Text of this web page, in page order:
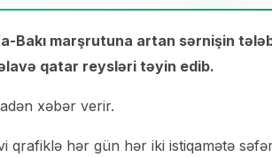
Bakı marşrutuna artan sərnişin
qatar reysləri təyin edib.
xəbər verir.
qrafiklə hər gün hər iki istiqamətə